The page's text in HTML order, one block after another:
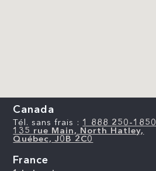
Canada
Tél. sans frais : 1 888 250-1850
135 rue Main, North Hatley,
Québec, J0B 2C0
France